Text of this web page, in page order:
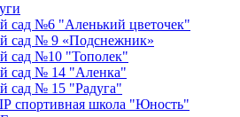
сад №6 "Аленький цветочек"
сад № 9 «Подснежник»
сад №10 "Тополек"
сад № 14 "Аленка"
сад № 15 "Радуга"
спортивная школа "Юность"